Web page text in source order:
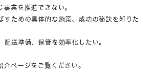
事業を推進できない。
すための具体的な施策、成功の秘訣を知りた
配送準備、保管を効率化したい。
介ページをご覧ください。